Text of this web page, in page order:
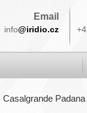
Email
info@iridio.cz
Casalgrande